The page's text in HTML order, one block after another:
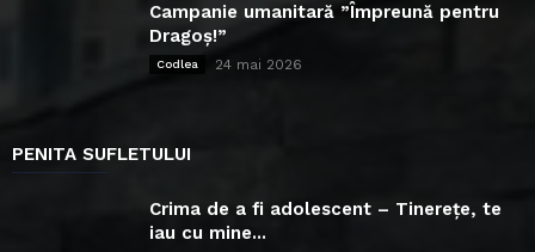
Campanie umanitară ”Împreună pentru
Dragoș!”
Codlea 24 mai 2026
PENITA SUFLETULUI
Crima de a fi adolescent – Tinerețe, te
iau cu mine...